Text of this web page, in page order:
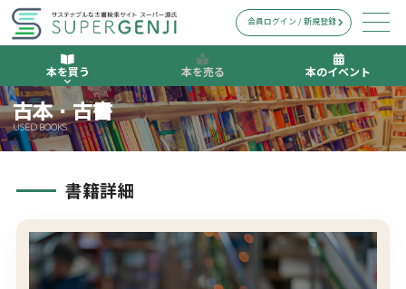
本を買う 本を売る 本のイベント
会員ログイン / 新規登録
古本・古書
USED BOOKS
書籍詳細